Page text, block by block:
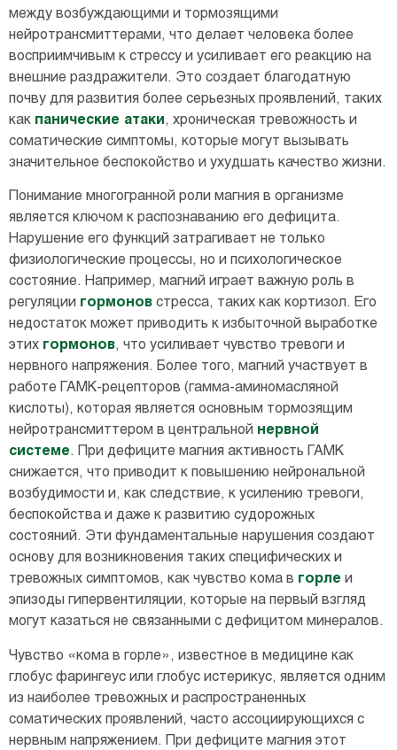
между возбуждающими и тормозящими
нейротрансмиттерами, что делает человека более
восприимчивым к стрессу и усиливает его реакцию на
внешние раздражители. Это создает благодатную
почву для развития более серьезных проявлений, таких
как панические атаки , хроническая тревожность и
соматические симптомы, которые могут вызывать
значительное беспокойство и ухудшать качество жизни.
Понимание многогранной роли магния в организме
является ключом к распознаванию его дефицита.
Нарушение его функций затрагивает не только
физиологические процессы, но и психологическое
состояние. Например, магний играет важную роль в
регуляции гормонов стресса, таких как кортизол. Его
недостаток может приводить к избыточной выработке
этих гормонов, что усиливает чувство тревоги и
нервного напряжения. Более того, магний участвует в
работе ГАМК-рецепторов (гамма-аминомасляной
кислоты), которая является основным тормозящим
нейротрансмиттером в центральной нервной
системе. При дефиците магния активность ГАМК
снижается, что приводит к повышению нейрональной
возбудимости и, как следствие, к усилению тревоги,
беспокойства и даже к развитию судорожных
состояний. Эти фундаментальные нарушения создают
основу для возникновения таких специфических и
тревожных симптомов, как чувство кома в горле и
эпизоды гипервентиляции, которые на первый взгляд
могут казаться не связанными с дефицитом минералов.
Чувство «кома в горле», известное в медицине как
глобус фарингеус или глобус истерикус, является одним
из наиболее тревожных и распространенных
соматических проявлений, часто ассоциирующихся с
нервным напряжением. При дефиците магния этот